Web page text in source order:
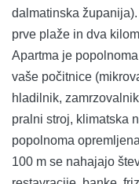
dalmatinska
prve plaže in dva
Apartma je
vaše počitnice
hladilnik,
pralni stroj, klimatska
popolnoma
100 m se nahajajo